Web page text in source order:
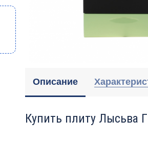
Описание
Купить плиту Лысьва